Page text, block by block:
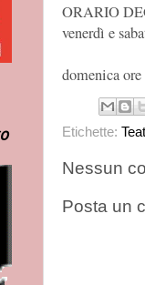
ORARIO
venerdì e
domenica
Etichette:
Nessun
Posta un